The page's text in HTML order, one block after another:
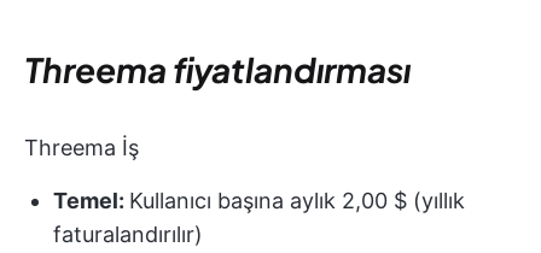
Threema fiyatlandırması
Threema İş
Temel: Kullanıcı başına aylık 2,00 $ (yıllık
faturalandırılır)